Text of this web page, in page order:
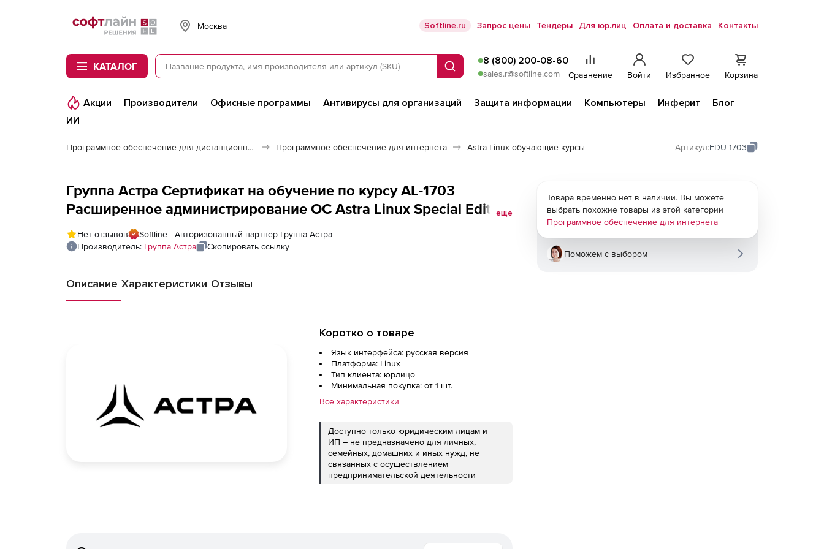
Softline
Москва Softline.ru Запрос цены Тендеры Для юр.лиц Оплата и доставка Контакты
КАТАЛОГ Поиск
8 (800) 200-08-60
sales.r@softline.com Сравнение Войти Избранное Корзина
Акции Производители Офисные программы Антивирусы для организаций Защита информации Компьютеры Инферит
Блог
ИИ
Программное обеспечение для дистанционного обучения Программное обеспечение для интернета Astra Linux обучающие курсы Артикул:EDU-1703
Группа Астра Сертификат на обучение по курсу AL-1703
Расширенное администрирование ОС Astra Linux Special Edition
1.7 на 40 академических часов,
еще
Нет отзывов
Softline - Авторизованный партнер Группа Астра
Производитель: Группа Астра Скопировать ссылку
Описание Характеристики Отзывы
Коротко о товаре
Язык интерфейса: русская версия
Платформа: Linux
Тип клиента: юрлицо
Минимальная покупка: от 1 шт.
Все характеристики
Доступно только юридическим лицам и
ИП – не предназначено для личных,
семейных, домашних и иных нужд, не
связанных с осуществлением
предпринимательской деятельности
Товара временно нет в наличии. Вы можете
выбрать похожие товары из этой категории
Программное обеспечение для интернета
Поможем с выбором